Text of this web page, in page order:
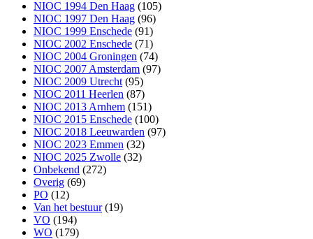
NIOC 1994 Den Haag (105)
NIOC 1997 Den Haag (96)
NIOC 1999 Enschede (91)
NIOC 2002 Enschede (71)
NIOC 2004 Groningen (74)
NIOC 2007 Amsterdam (97)
NIOC 2009 Utrecht (95)
NIOC 2011 Heerlen (87)
NIOC 2013 Arnhem (151)
NIOC 2015 Enschede (100)
NIOC 2018 Leeuwarden (97)
NIOC 2023 Emmen (32)
NIOC 2025 Zwolle (32)
Onbekend (272)
Overig (69)
PO (12)
Van het bestuur(19)
VO (194)
WO (179)